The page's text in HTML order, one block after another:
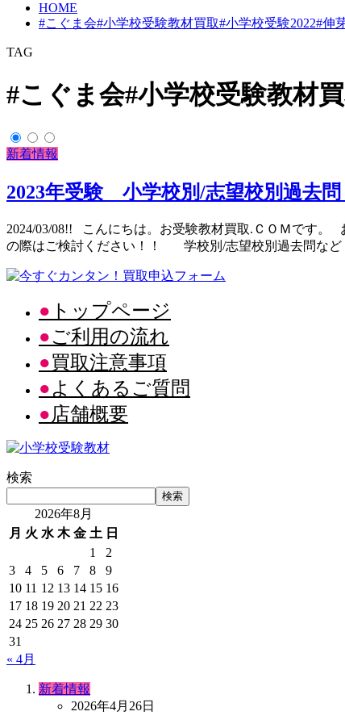
HOME
#こぐま会#小学校受験教材買取#小学校受験2022#伸
TAG
#こぐま会#小学校受験教材
新着情報
2023年受験 小学校別/志望校別過去
2024/03/08!! こんにちは。お受験教材買取.ＣＯＭです
の際はご検討ください！！ 学校別/志望校別過去問な
トップページ
ご利用の流れ
買取注意事項
よくあるご質問
店舗概要
検索
検索
2026年8月
月 火 水 木 金 土 日
1
2
3
4 5 6 7 8
9
10 11 12 13 14 15 16
17 18 19 20 21 22 23
24 25 26 27 28 29 30
31
« 4月
新着情報
2026年4月26日